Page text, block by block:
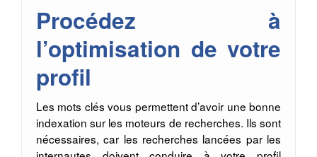
Procédez à
l’optimisation de votre
profil
Les mots clés vous permettent d’avoir une bonne
indexation sur les moteurs de recherches. Ils sont
nécessaires, car les recherches lancées par les